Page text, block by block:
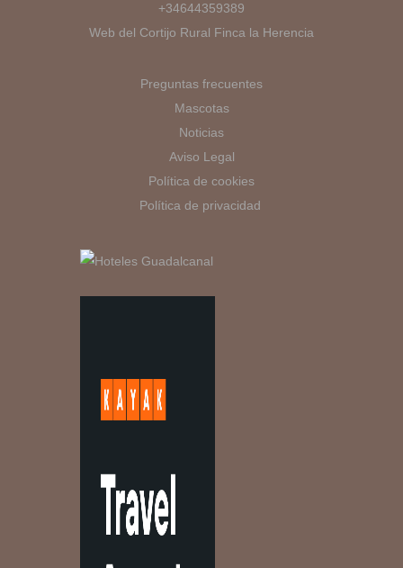
+34644359389
Web del Cortijo Rural Finca la Herencia
Preguntas frecuentes
Mascotas
Noticias
Aviso Legal
Política de cookies
Política de privacidad